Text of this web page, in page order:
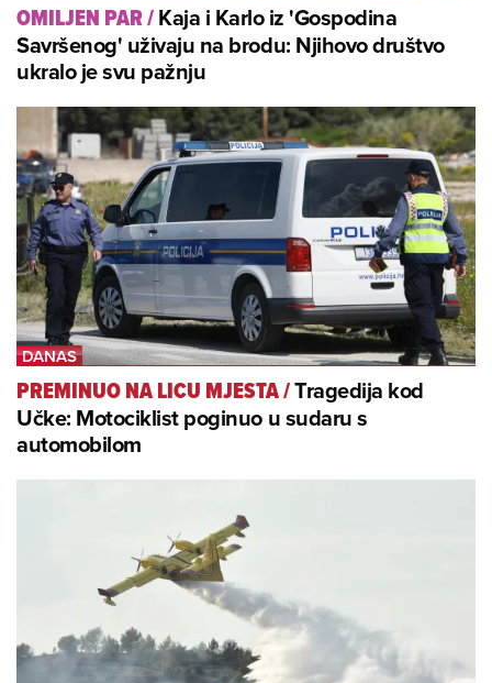
OMILJEN PAR/Kaja i Karlo iz 'Gospodina
Savršenog' uživaju na brodu: Njihovo društvo
ukralo je svu pažnju
PREMINUO NA LICU MJESTA/Tragedija kod
Učke: Motociklist poginuo u sudaru s
automobilom